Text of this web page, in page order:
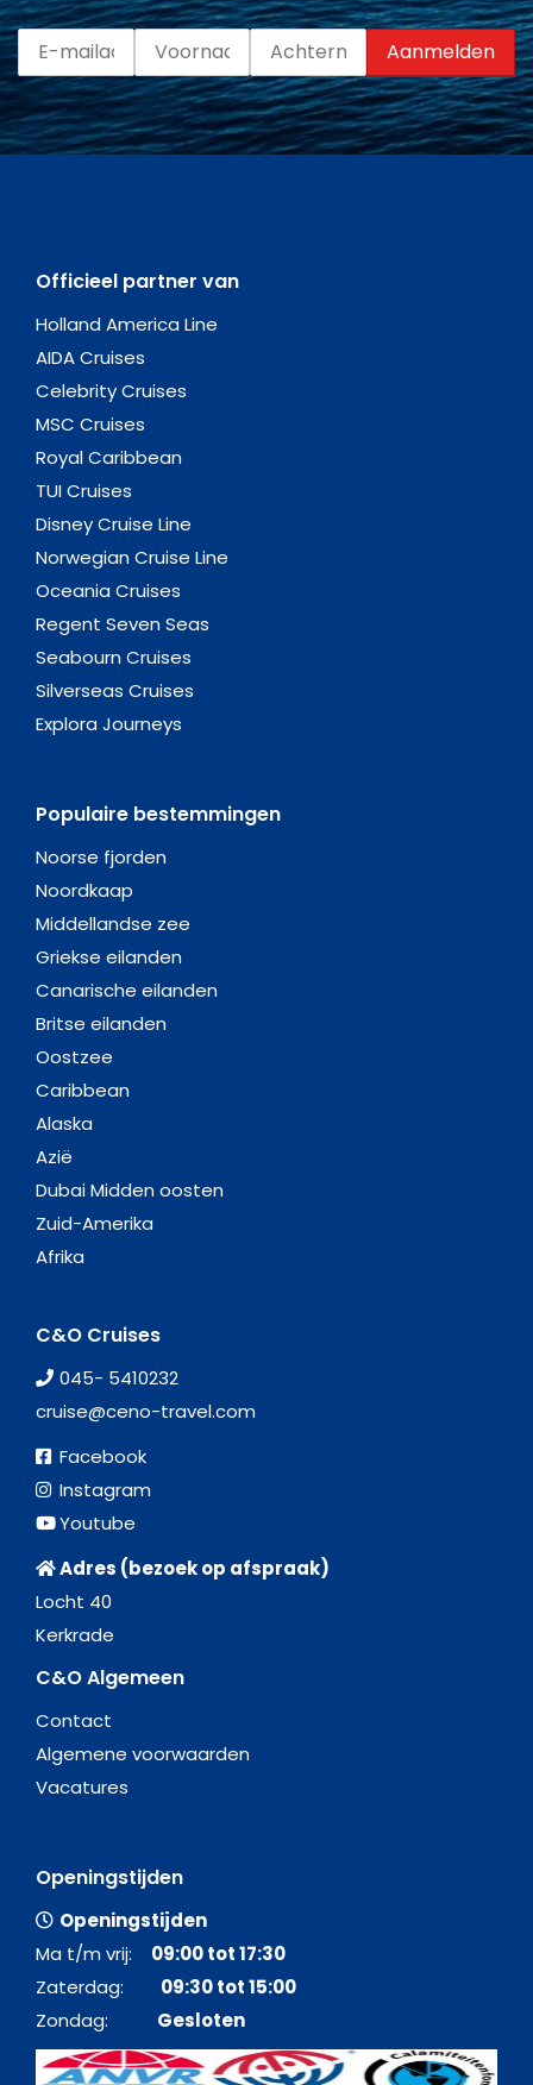
AIDA Cruises
Celebrity Cruises
MSC Cruises
Royal Caribbean
TUI Cruises
Regent Seven Seas
Seabourn Cruises
Silverseas Cruises
Explora Journeys
Populaire bestemmingen
Noorse fjorden
Noordkaap
Middellandse zee
Griekse eilanden
Canarische eilanden
Britse eilanden
Oostzee
Azië
Dubai Midden oosten
Zuid-Amerika
Afrika
C&O Cruises
Facebook
Instagram
Youtube
Adres (bezoek op afspraak)
Locht 40
C&O Algemeen
Contact
Algemene voorwaarden
Vacatures
Openingstijden
Openingstijden
Ma t/m vrij:
Zaterdag:
Zondag:Gesloten
© 2026 - Alle rechten voorbehouden - C&O Cruises
cenocruises.nl